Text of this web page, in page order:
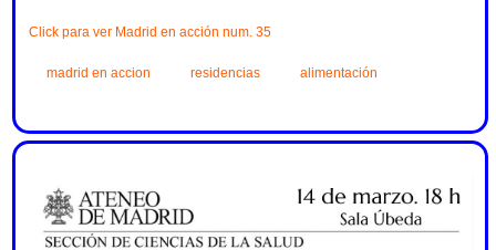
Click para ver Madrid en acción num. 35
madrid en accion residencias alimentación